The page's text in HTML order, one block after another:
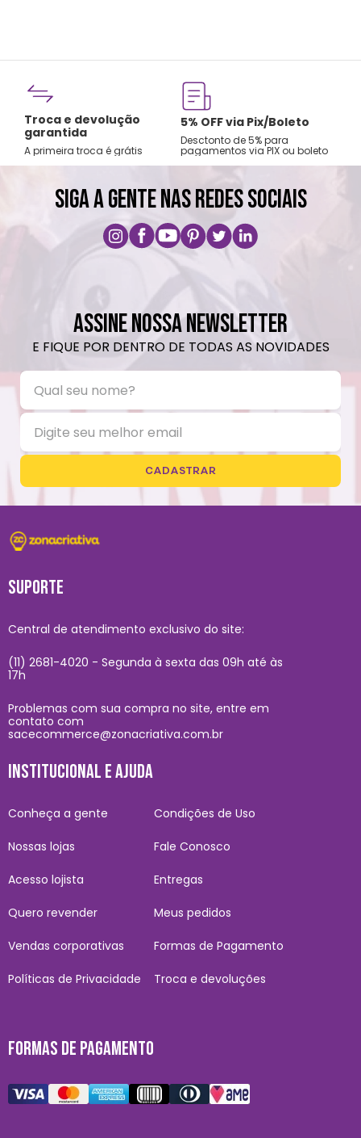
Troca e devolução
garantida
A primeira troca é grátis
5% OFF via Pix/Boleto
Desctonto de 5% para
pagamentos via PIX ou boleto
SIGA A GENTE NAS REDES SOCIAIS
ASSINE NOSSA NEWSLETTER
E FIQUE POR DENTRO DE TODAS AS NOVIDADES
CADASTRAR
SUPORTE
Central de atendimento exclusivo do site:
(11) 2681-4020 - Segunda à sexta das 09h até às
17h
Problemas com sua compra no site, entre em
contato com
sacecommerce@zonacriativa.com.br
INSTITUCIONAL E AJUDA
Conheça a gente
Nossas lojas
Acesso lojista
Quero revender
Vendas corporativas
Políticas de Privacidade
Condições de Uso
Fale Conosco
Entregas
Meus pedidos
Formas de Pagamento
Troca e devoluções
FORMAS DE PAGAMENTO